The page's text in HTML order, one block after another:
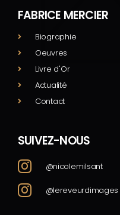
FABRICE MERCIER
Biographie
Oeuvres
Livre d'Or
Actualité
Contact
SUIVEZ-NOUS
@nicolemilsant
@lereveurdimages